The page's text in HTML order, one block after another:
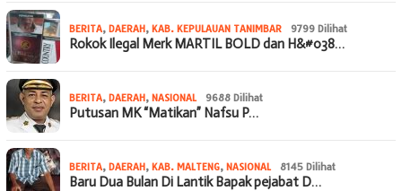
BERITA, DAERAH, KAB. KEPULAUAN TANIMBAR 9799 Dilihat
Rokok Ilegal Merk MARTIL BOLD dan H&#038…
BERITA, DAERAH, NASIONAL 9688 Dilihat
Putusan MK “Matikan” Nafsu P…
BERITA, DAERAH, KAB. MALTENG, NASIONAL 8145 Dilihat
Baru Dua Bulan Di Lantik Bapak pejabat D…